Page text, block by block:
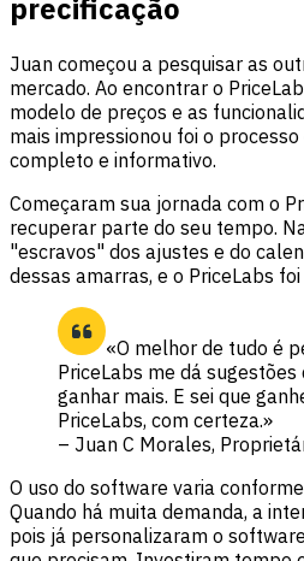
precificação
Juan começou a pesquisar as
mercado. Ao encontrar o
modelo de preços e as
mais impressionou foi o
completo e informativo.
Começaram sua jornada com o
recuperar parte do seu tempo.
"escravos" dos ajustes e do
dessas amarras, e o PriceLabs foi
«O melhor de tudo é
PriceLabs me dá sugestões
ganhar mais. E sei que
PriceLabs, com certeza.»
– Juan C Morales,
O uso do software varia
Quando há muita demanda, a
pois já personalizaram o